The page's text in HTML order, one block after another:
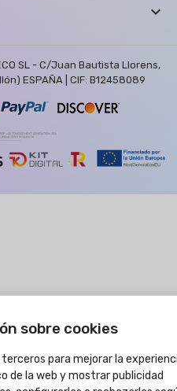

SL - C/Juan Bautista Llorens,
ESPAÑA | CIF: B12458089
sobre cookies
para mejorar la
de la web y mostrar publicidad